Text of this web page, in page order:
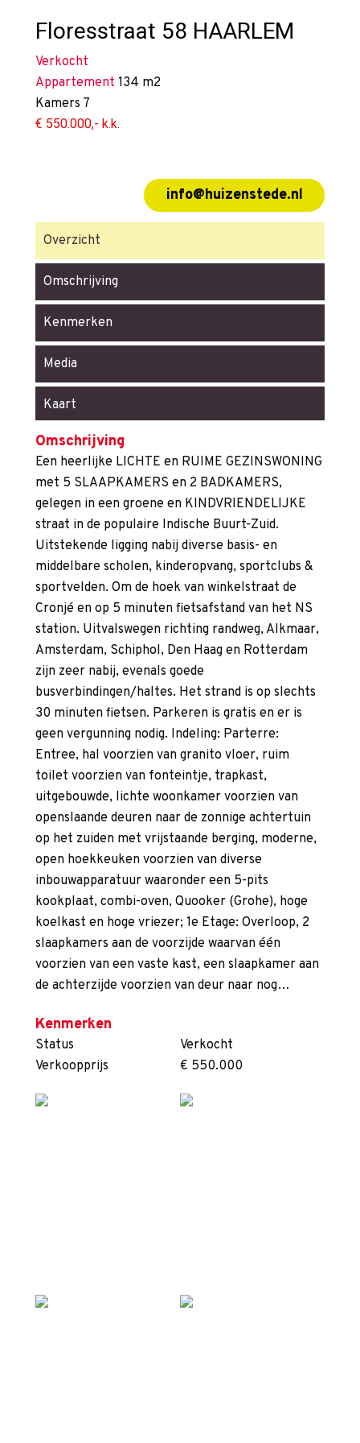
Floresstraat 58 HAARLEM
Verkocht
Appartement 134 m2
Kamers 7
€ 550.000,- k.k.
info@huizenstede.nl
Overzicht
Omschrijving
Kenmerken
Media
Kaart
Omschrijving
Een heerlijke LICHTE en RUIME GEZINSWONING
met 5 SLAAPKAMERS en 2 BADKAMERS,
gelegen in een groene en KINDVRIENDELIJKE
straat in de populaire Indische Buurt-Zuid.
Uitstekende ligging nabij diverse basis- en
middelbare scholen, kinderopvang, sportclubs &
sportvelden. Om de hoek van winkelstraat de
Cronjé en op 5 minuten fietsafstand van het NS
station. Uitvalswegen richting randweg, Alkmaar,
Amsterdam, Schiphol, Den Haag en Rotterdam
zijn zeer nabij, evenals goede
busverbindingen/haltes. Het strand is op slechts
30 minuten fietsen. Parkeren is gratis en er is
geen vergunning nodig. Indeling: Parterre:
Entree, hal voorzien van granito vloer, ruim
toilet voorzien van fonteintje, trapkast,
uitgebouwde, lichte woonkamer voorzien van
openslaande deuren naar de zonnige achtertuin
op het zuiden met vrijstaande berging, moderne,
open hoekkeuken voorzien van diverse
inbouwapparatuur waaronder een 5-pits
kookplaat, combi-oven, Quooker (Grohe), hoge
koelkast en hoge vriezer; 1e Etage: Overloop, 2
slaapkamers aan de voorzijde waarvan één
voorzien van een vaste kast, een slaapkamer aan
de achterzijde voorzien van deur naar nog…
Kenmerken
Status
Verkocht
Verkoopprijs
€ 550.000